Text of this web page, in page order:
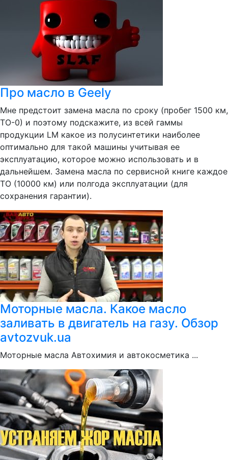
Про масло в Geely
Мне предстоит замена масла по сроку (пробег 1500 км,
ТО-0) и поэтому подскажите, из всей гаммы
продукции LM какое из полусинтетики наиболее
оптимально для такой машины учитывая ее
эксплуатацию, которое можно использовать и в
дальнейшем. Замена масла по сервисной книге каждое
ТО (10000 км) или полгода эксплуатации (для
сохранения гарантии).
Моторные масла. Какое масло
заливать в двигатель на газу. Обзор
avtozvuk.ua
Моторные масла Автохимия и автокосметика ...